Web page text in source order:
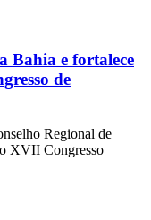
Bahia e fortalece
de
Regional de
XVII Congresso